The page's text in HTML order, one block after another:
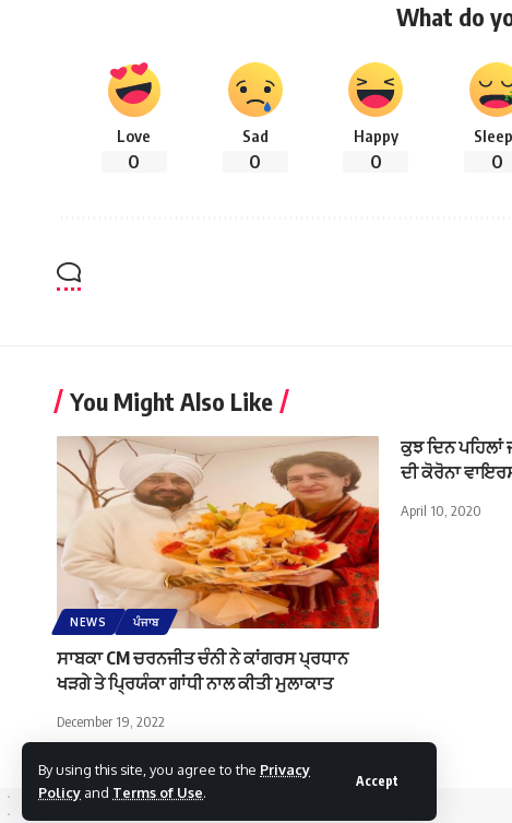
By using this site, you agree to the Privacy
Policy and Terms of Use.
Accept
What do
Love
0
Sad
0
Happy
0 0
You Might Also Like
NEWS ਪੰਜਾਬ
ਸਾਬਕਾ CM ਚਰਨਜੀਤ ਚੰਨੀ ਨੇ ਕਾਂਗਰਸ ਪ੍ਰਧਾਨ
ਖੜਗੇ ਤੇ ਪ੍ਰਿਯੰਕਾ ਗਾਂਧੀ ਨਾਲ ਕੀਤੀ ਮੁਲਾਕਾਤ
December 19, 2022
ਕੁਝ ਦਿਨ ਪਹਿਲਾਂ
ਦੀ ਕੋਰੋਨਾ
April 10, 2020